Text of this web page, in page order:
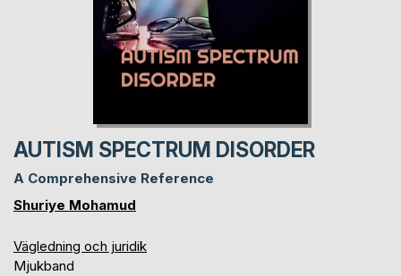
AUTISM SPECTRUM DISORDER
A Comprehensive Reference
Shuriye Mohamud
Vägledning och juridik
Mjukband